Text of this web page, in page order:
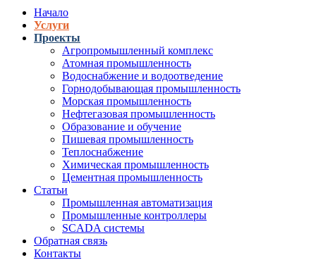
Начало
Услуги
Проекты
Агропромышленный комплекс
Атомная промышленность
Водоснабжение и водоотведение
Горнодобывающая промышленность
Морская промышленность
Нефтегазовая промышленность
Образование и обучение
Пишевая промышленность
Теплоснабжение
Химическая промышленность
Цементная промышленность
Статьи
Промышленная автоматизация
Промышленные контроллеры
SCADA системы
Обратная связь
Контакты